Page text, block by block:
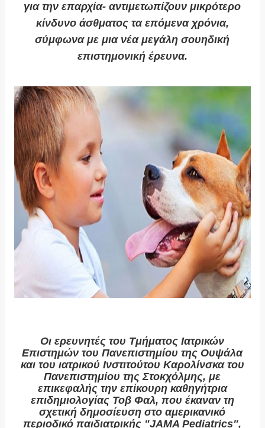
για την επαρχία- αντιμετωπίζουν μικρότερο
κίνδυνο άσθματος τα επόμενα χρόνια,
σύμφωνα με μια νέα μεγάλη σουηδική
επιστημονική έρευνα.
Οι ερευνητές του Τμήματος Ιατρικών
Επιστημών του Πανεπιστημίου της Ουψάλα
και του ιατρικού Ινστιτούτου Καρολίνσκα του
Πανεπιστημίου της Στοκχόλμης, με
επικεφαλής την επίκουρη καθηγήτρια
επιδημιολογίας Τοβ Φαλ, που έκαναν τη
σχετική δημοσίευση στο αμερικανικό
περιοδικό παιδιατρικής "JAMA Pediatrics",